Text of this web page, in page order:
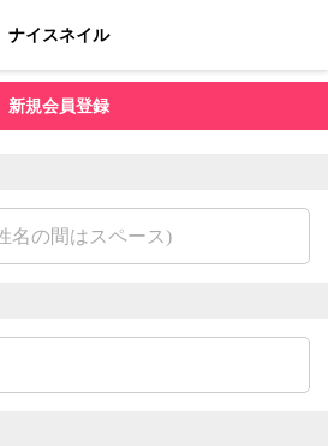
ナイスネイル
新規会員登録